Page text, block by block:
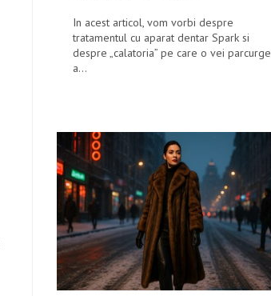
In acest articol, vom vorbi despre
tratamentul cu aparat dentar Spark si
despre „calatoria” pe care o vei parcurge
a...